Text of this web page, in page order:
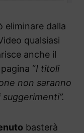
eliminare dalla
qualsiasi
anche il
“I titoli
non saranno
basterà